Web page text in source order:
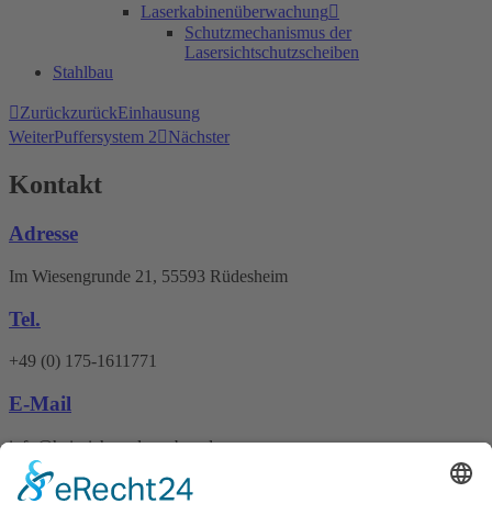
Laserkabinenüberwachung
Schutzmechanismus der
Lasersichtschutzscheiben
Stahlbau
ZurückzurückEinhausung
WeiterPuffersystem 2 Nächster
Kontakt
Adresse
Im Wiesengrunde 21, 55593 Rüdesheim
Tel.
+49 (0) 175-1611771
E-Mail
info@heinrichs-anlagenbau.de